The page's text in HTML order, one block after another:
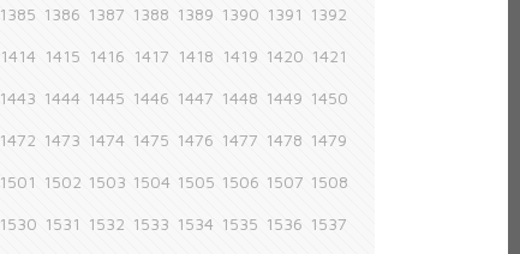
1385 1386 1387 1388 1389 1390 1391 1392
1414 1415 1416 1417 1418 1419 1420 1421
1443 1444 1445 1446 1447 1448 1449 1450
1472 1473 1474 1475 1476 1477 1478 1479
1501 1502 1503 1504 1505 1506 1507 1508
1530 1531 1532 1533 1534 1535 1536 1537